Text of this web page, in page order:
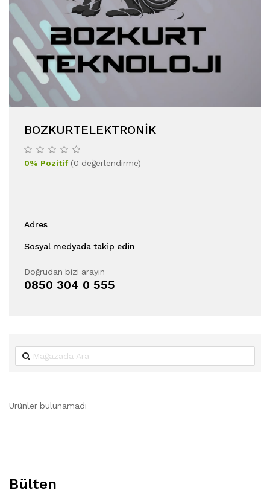
BOZKURTELEKTRONIK
0% Pozitif(0 değerlendirme)
Adres
Sosyal medyada takip edin
Doğrudan bizi arayın
0850 304 0 555
Ürünler bulunamadı
Bülten